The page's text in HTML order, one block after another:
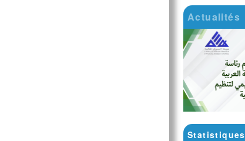
Actualités
Statistiques